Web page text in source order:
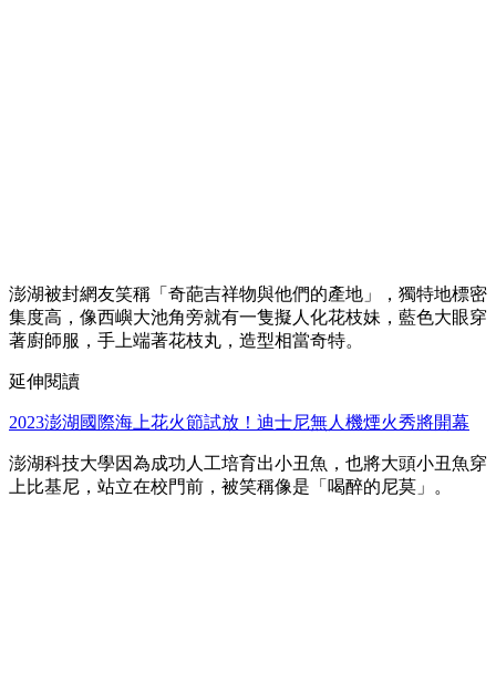
澎湖被封網友笑稱「奇葩吉祥物與他們的產地」，獨特地標密
集度高，像西嶼大池角旁就有一隻擬人化花枝妹，藍色大眼穿
著廚師服，手上端著花枝丸，造型相當奇特。
延伸閱讀
2023澎湖國際海上花火節試放！迪士尼無人機煙火秀將開幕
澎湖科技大學因為成功人工培育出小丑魚，也將大頭小丑魚穿
上比基尼，站立在校門前，被笑稱像是「喝醉的尼莫」。